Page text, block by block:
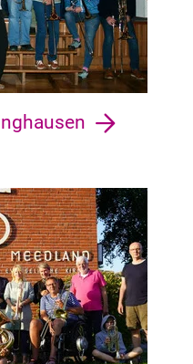
Farge, Rekum, Lüssum-